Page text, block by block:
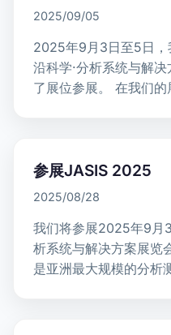
2025/09/05
2025年9月3日至5日，
沿科学·分析系统与解
了展位参展。 在我们
参展JASIS 2025
2025/08/28
我们将参展2025年9月
析系统与解决方案展览
是亚洲最大规模的分析